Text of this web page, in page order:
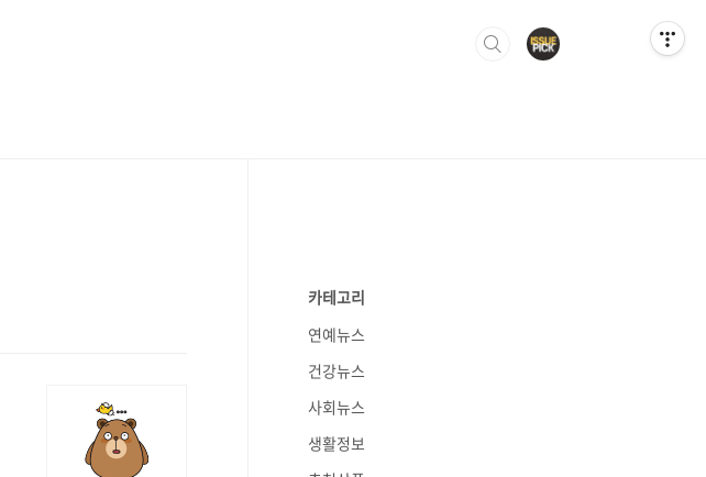
카테고리
연예뉴스
건강뉴스
사회뉴스
생활정보